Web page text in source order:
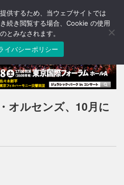
T
o
n
a
v
g
o
オルセンズ、10月に
供するため、当ウェブサイトでは
続き閲覧する場合、Cookie の使用
とみなされます。
イバシーポリシー